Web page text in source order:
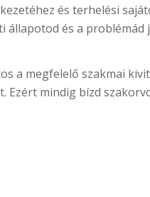
és terhelési
állapotod és a problémád
a megfelelő szakmai
Ezért mindig bízd